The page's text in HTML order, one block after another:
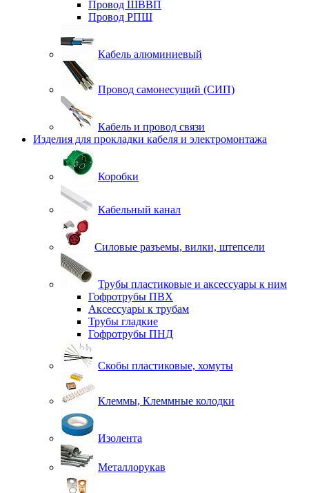
Провод ШВВП
Провод РПШ
Кабель алюминиевый
Провод самонесущий (СИП)
Кабель и провод связи
Изделия для прокладки кабеля и электромонтажа
Коробки
Кабельный канал
Силовые разъемы, вилки, штепсели
Трубы пластиковые и аксессуары к ним
Гофротрубы ПВХ
Аксессуары к трубам
Трубы гладкие
Гофротрубы ПНД
Скобы пластиковые, хомуты
Клеммы, Клеммные колодки
Изолента
Металлорукав